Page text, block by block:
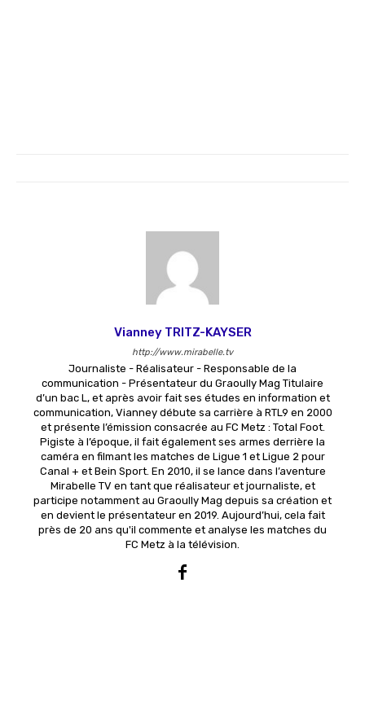
Vianney TRITZ-KAYSER
http://www.mirabelle.tv
Journaliste - Réalisateur - Responsable de la
communication - Présentateur du Graoully Mag Titulaire
d’un bac L, et après avoir fait ses études en information et
communication, Vianney débute sa carrière à RTL9 en 2000
et présente l’émission consacrée au FC Metz : Total Foot.
Pigiste à l’époque, il fait également ses armes derrière la
caméra en filmant les matches de Ligue 1 et Ligue 2 pour
Canal + et Bein Sport. En 2010, il se lance dans l’aventure
Mirabelle TV en tant que réalisateur et journaliste, et
participe notamment au Graoully Mag depuis sa création et
en devient le présentateur en 2019. Aujourd’hui, cela fait
près de 20 ans qu'il commente et analyse les matches du
FC Metz à la télévision.